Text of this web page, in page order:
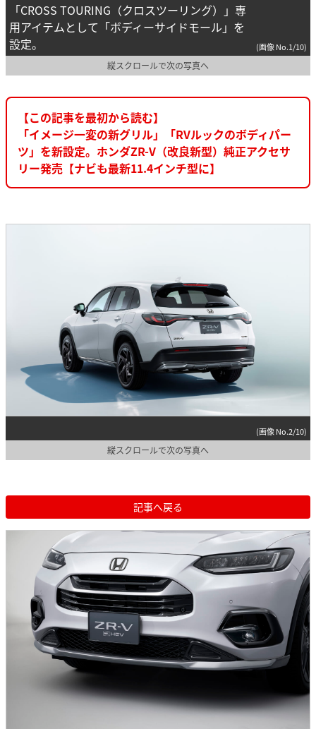
「CROSS TOURING（クロスツーリング）」専
用アイテムとして「ボディーサイドモール」を
設定。
(画像 No.1/10)
縦スクロールで次の写真へ
【この記事を最初から読む】
「イメージ一変の新グリル」「RVルックのボディパー
ツ」を新設定。ホンダZR-V（改良新型）純正アクセサ
リー発売【ナビも最新11.4インチ型に】
(画像 No.2/10)
縦スクロールで次の写真へ
記事へ戻る